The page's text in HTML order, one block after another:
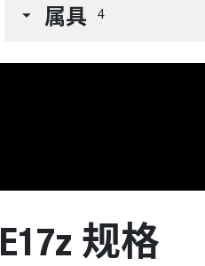
属具 4
E17z 规格